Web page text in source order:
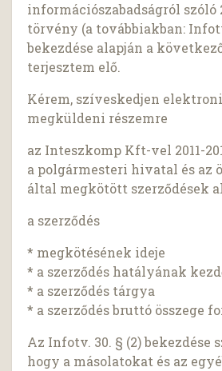
információszabadságról szóló
törvény (a továbbiakban:
bekezdése alapján a
terjesztem elő.
Kérem, szíveskedjen
megküldeni részemre
az Inteszkomp Kft-vel 2011-
a polgármesteri hivatal és az
által megkötött szerződések
a szerződés
* megkötésének ideje
* a szerződés hatályának
* a szerződés tárgya
* a szerződés bruttó összege
Az Infotv. 30. § (2) bekezdése
hogy a másolatokat és az